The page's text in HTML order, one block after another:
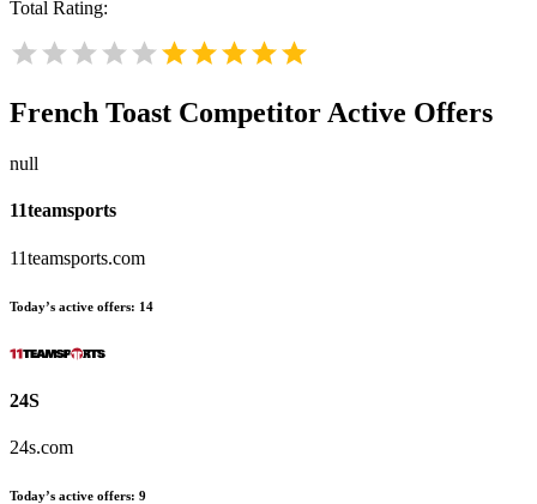
Total Rating:
French Toast Competitor Active Offers
null
11teamsports
11teamsports.com
Today’s active offers: 14
24S
24s.com
Today’s active offers: 9